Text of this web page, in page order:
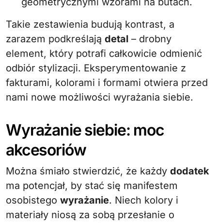
Takie zestawienia budują kontrast, a
zarazem podkreślają detal – drobny
element, który potrafi całkowicie odmienić
odbiór stylizacji. Eksperymentowanie z
fakturami, kolorami i formami otwiera przed
nami nowe możliwości wyrażania siebie.
Wyrażanie siebie: moc
akcesoriów
Można śmiało stwierdzić, że każdy dodatek
ma potencjał, by stać się manifestem
osobistego wyrażanie. Niech kolory i
materiały niosą za sobą przesłanie o